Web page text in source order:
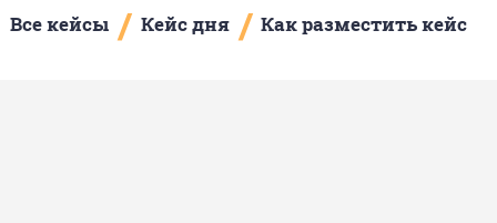
Все кейсы / Кейс дня / Как разместить кейс